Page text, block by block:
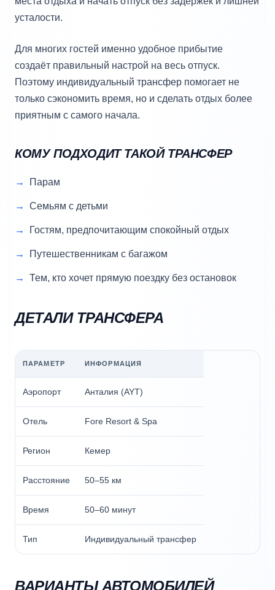
усталости.
Для многих гостей именно удобное прибытие
создаёт правильный настрой на весь отпуск.
Поэтому индивидуальный трансфер помогает не
только сэкономить время, но и сделать отдых более
приятным с самого начала.
КОМУ ПОДХОДИТ ТАКОЙ ТРАНСФЕР
Парам
Семьям с детьми
Гостям, предпочитающим спокойный отдых
Путешественникам с багажом
Тем, кто хочет прямую поездку без остановок
ДЕТАЛИ ТРАНСФЕРА
ПАРАМЕТР ИНФОРМАЦИЯ
Аэропорт Анталия (AYT)
Отель Fore Resort & Spa
Регион Кемер
Расстояние 50–55 км
Время 50–60 минут
Тип Индивидуальный трансфер
ВАРИАНТЫ АВТОМОБИЛЕЙ